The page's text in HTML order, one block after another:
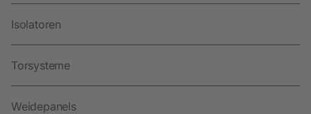
Isolatoren
Torsysteme
Weidepanels